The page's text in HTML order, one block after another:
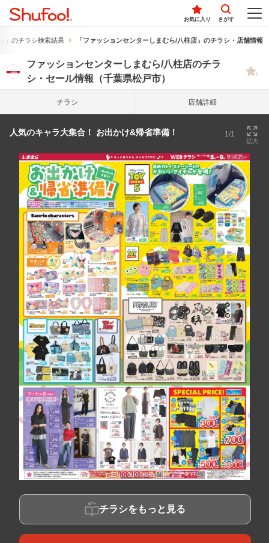
お気に入り さがす
」のチラシ検索結果 「ファッションセンターしまむら/八柱店」のチラシ・店舗情報
ファッションセンターしまむら/八柱店のチラ
シ・セール情報（千葉県松戸市）
チラシ 店舗詳細
人気のキャラ大集合！ お出かけ&帰省準備！ 1/1
拡大
チラシをもっと見る